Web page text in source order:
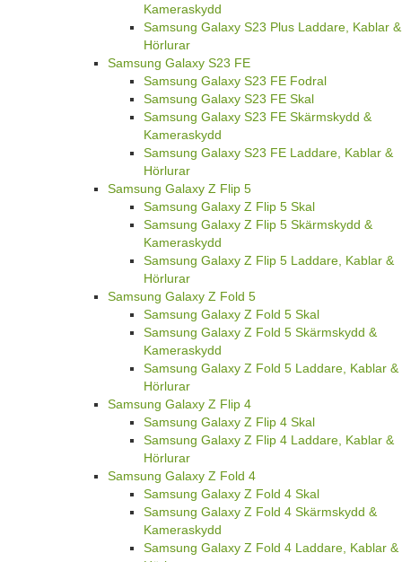
Kameraskydd
Samsung Galaxy S23 Plus Laddare, Kablar &
Hörlurar
Samsung Galaxy S23 FE
Samsung Galaxy S23 FE Fodral
Samsung Galaxy S23 FE Skal
Samsung Galaxy S23 FE Skärmskydd &
Kameraskydd
Samsung Galaxy S23 FE Laddare, Kablar &
Hörlurar
Samsung Galaxy Z Flip 5
Samsung Galaxy Z Flip 5 Skal
Samsung Galaxy Z Flip 5 Skärmskydd &
Kameraskydd
Samsung Galaxy Z Flip 5 Laddare, Kablar &
Hörlurar
Samsung Galaxy Z Fold 5
Samsung Galaxy Z Fold 5 Skal
Samsung Galaxy Z Fold 5 Skärmskydd &
Kameraskydd
Samsung Galaxy Z Fold 5 Laddare, Kablar &
Hörlurar
Samsung Galaxy Z Flip 4
Samsung Galaxy Z Flip 4 Skal
Samsung Galaxy Z Flip 4 Laddare, Kablar &
Hörlurar
Samsung Galaxy Z Fold 4
Samsung Galaxy Z Fold 4 Skal
Samsung Galaxy Z Fold 4 Skärmskydd &
Kameraskydd
Samsung Galaxy Z Fold 4 Laddare, Kablar &